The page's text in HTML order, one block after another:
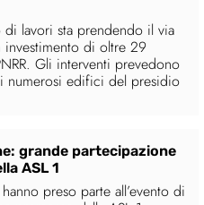
di lavori sta prendendo il via
investimento di oltre 29
Gli interventi prevedono
numerosi edifici del presidio
grande partecipazione
ASL 1
preso parte all’evento di